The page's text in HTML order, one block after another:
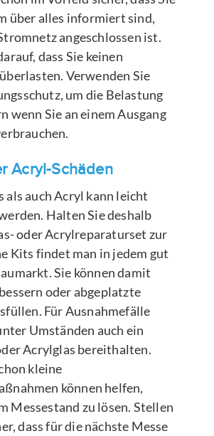
über alles informiert sind,
angeschlossen ist.
dass Sie keinen
Verwenden Sie
um die Belastung
wenn Sie an einem Ausgang
Acryl-Schäden
als auch Acryl kann leicht
Halten Sie deshalb
oder Acrylreparaturset zur
Kits findet man in jedem gut
Sie können damit
oder abgeplatzte
Für Ausnahmefälle
Umständen auch ein
Acrylglas bereithalten.
kleine
können helfen,
Messestand zu lösen. Stellen
dass für die nächste Messe